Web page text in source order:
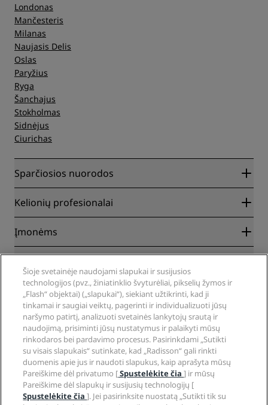
Londonas
Mančesteris
Milanas
Naujasis Delis
Oslas
Paryžius
Ryga
Šanchajus
Stokholmas
Sidnėjus
Ciurichas
Sparčiosios nuorodos
Radisson Rewards
Blog
Kelionių tikslai
Nauji ir būsimi viešbučiai
Mobilioji programa „Radisson Hotels“
Patvirtinti sporto viešbučiai
Šeimoms pritaikyti viešbučiai
Sveikata ir sauga
Kelionių profesionalai
Partneriai
Įmonėms
„Radisson Hotel Group“
Žiniasklaida
Karjera „RHG“
Karjera „PPHE“
Karjera „EHL“
The Club by RHG
Verslo plėtra
Atsakingas verslas
Įsigijimas
Privatumo centras
Teisinis pranešimas
„Radisson Rewards“ sąlygos
Svetainės naudojimo sutartis
Skaitmeninė prieiga
Pareiškimas dėl šiuolaikinės vergovės
Pagalba
Įspėjimai vartotojams
Kontaktinė informacija
DUK
Svetainės struktūra
Socialinis tinklas
„Radisson Hotels“ prekių ženklai
Šioje svetainėje naudojami slapukai ir susijusios
technologijos (pvz., žiniatinklio švyturėliai, pikselių žymos ir
„Flash“ objektai) („slapukai“), siekiant užtikrinti, kad ji
tinkamai ir saugiai veiktų, pagerinti ir individualizuoti jūsų
naršymo patirtį, analizuoti svetainės lankytojų srautą ir
naudojimą, prisiminti jūsų nustatymus ir palaikyti mūsų
rinkodaros bei pardavimo procesus. Pasirinkdami „Sutikti
su visais slapukais“ sutinkate, kad „Radisson“ gali rinkti
duomenis apie jus ir naudoti slapukus, kaip aprašyta mūsų
Pareiškime dėl privatumo [Spustelėkite čia] ir mūsų
Pareiškime dėl slapukų ir susijusių technologijų [
Spustelėkite čia]. Jei pasirinksite nuostatą „Sutikti tik su